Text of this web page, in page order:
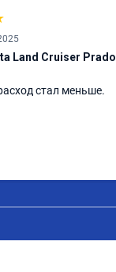
Land Cruiser Prado
стал меньше.